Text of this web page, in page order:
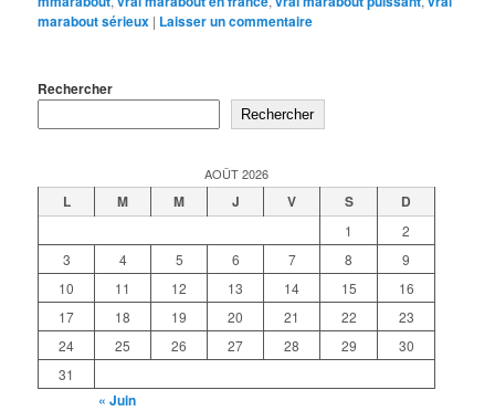
marabout sérieux | Laisser un commentaire
Rechercher
Rechercher
AOÛT 2026
L M M J V S D
1
2
3
4 5 6 7 8
9
10
11 12 13 14 15
16
17
18 19 20 21 22
23
24
25 26 27 28 29
30
31
« Juin